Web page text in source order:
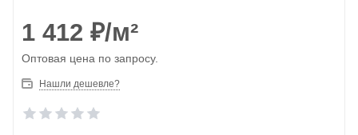
1 412 ₽/м²
Оптовая цена по запросу.
Нашли дешевле?